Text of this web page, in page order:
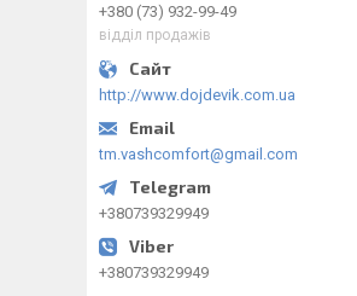
+380 (73) 932-99-49
відділ продажів
http://www.dojdevik.com.ua
tm.vashcomfort@gmail.com
+380739329949
+380739329949